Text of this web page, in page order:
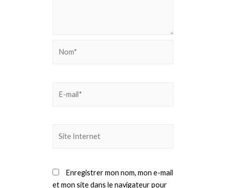
mail*
Internet
Enregistrer mon nom, mon e-mail
et mon site dans le navigateur pour